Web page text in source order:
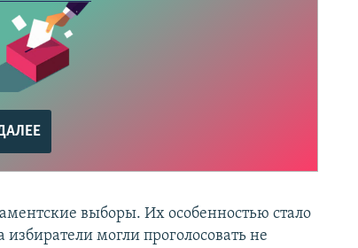
выборы. Их особенностью стало
могли проголосовать не